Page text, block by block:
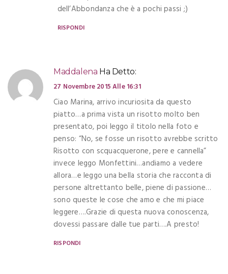
dell’Abbondanza che è a pochi passi ;)
RISPONDI
Maddalena Ha Detto:
27 Novembre 2015 Alle 16:31
Ciao Marina, arrivo incuriosita da questo
piatto…a prima vista un risotto molto ben
presentato, poi leggo il titolo nella foto e
penso: “No, se fosse un risotto avrebbe scritto
Risotto con scquacquerone, pere e cannella”
invece leggo Monfettini…andiamo a vedere
allora…e leggo una bella storia che racconta di
persone altrettanto belle, piene di passione…
sono queste le cose che amo e che mi piace
leggere….Grazie di questa nuova conoscenza,
dovessi passare dalle tue parti….A presto!
RISPONDI